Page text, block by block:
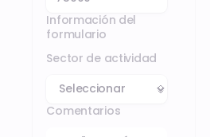
Información del
formulario
Sector de actividad
Comentarios